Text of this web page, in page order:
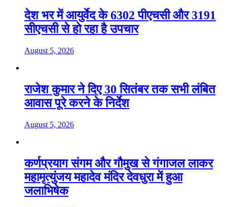
देश भर में आयुर्वेद के 6302 पीएचसी और 3191
सीएचसी से हो रहा है उपचार
August 5, 2026
राजेश कुमार ने दिए 30 सितंबर तक सभी लंबित
आवास पूरे करने के निर्देश
August 5, 2026
कर्णप्रयाग संगम और गौमुख से गंगाजल लाकर
महामृत्युंजय महादेव मंदिर देवधुरा में हुआ
जलाभिषेक